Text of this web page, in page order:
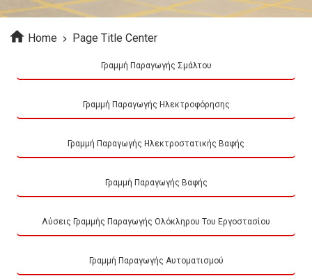
Home Page Title Center
Γραμμή Παραγωγής Σμάλτου
Γραμμή Παραγωγής Ηλεκτροφόρησης
Γραμμή Παραγωγής Ηλεκτροστατικής Βαφής
Γραμμή Παραγωγής Βαφής
Λύσεις Γραμμής Παραγωγής Ολόκληρου Του Εργοστασίου
Γραμμή Παραγωγής Αυτοματισμού